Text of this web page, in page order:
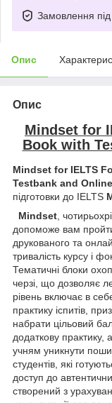
Замовлення
Опис
Опис
Mindset for
Book with
Mindset for IELTS
Testbank and
підготовки до IELTS
Mindset,
допоможе вам
друкованого та
тривалість курсу і
Тематичні блоки
черзі, що дозволяє
рівень включає в
практику іспитів,
набрати цільовий
додаткову практику,
учням уникнути
студентів, які
доступ до
створений з